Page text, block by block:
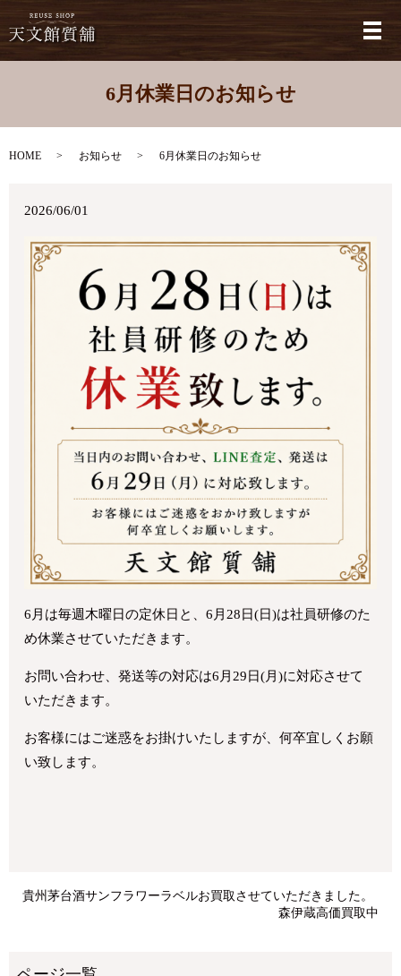
メ
6月休業日のお知らせ
HOME お知らせ 6月休業日のお知らせ
2026/06/01
6月は毎週木曜日の定休日と、6月28日(日)は社員研修のた
め休業させていただきます。
お問い合わせ、発送等の対応は6月29日(月)に対応させて
いただきます。
お客様にはご迷惑をお掛けいたしますが、何卒宜しくお願
い致します。
貴州茅台酒サンフラワーラベルお買取させていただきました。
森伊蔵高価買取中